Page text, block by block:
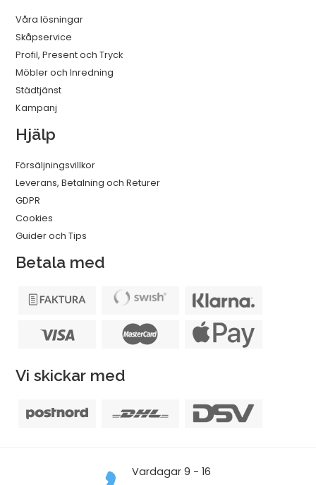
Våra lösningar
Skåpservice
Profil, Present och Tryck
Möbler och Inredning
Städtjänst
Kampanj
Hjälp
Försäljningsvillkor
Leverans, Betalning och Returer
GDPR
Cookies
Guider och Tips
Betala med
Vi skickar med
Vardagar 9 - 16